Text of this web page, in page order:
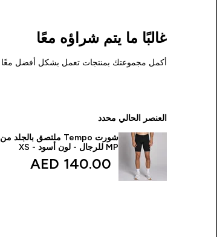
غالبًا ما يتم شراؤه معًا
أكمل مجموعتك بمنتجات تعمل بشكل أفضل معًا
العنصر الحالي محدد
شورت Tempo ملتصق بالجلد من
MP للرجال - لون أسود - XS
140.00 AED‎